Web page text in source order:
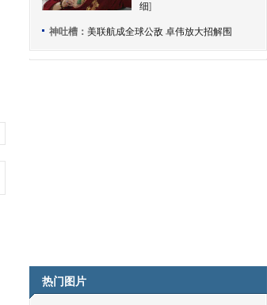
细]
神吐槽： 美联航成全球公敌 卓伟放大招解围
热门图片